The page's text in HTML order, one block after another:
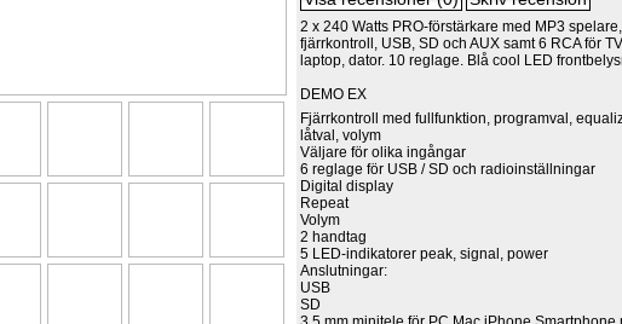
2 x 240 Watts PRO-förstärkare med MP3 spelare,
fjärrkontroll, USB, SD och AUX samt 6 RCA för
laptop, dator. 10 reglage. Blå cool LED
DEMO EX
Fjärrkontroll med fullfunktion, programval,
låtval, volym
Väljare för olika ingångar
6 reglage för USB / SD och radioinställningar
Digital display
Repeat
Volym
2 handtag
5 LED-indikatorer peak, signal, power
Anslutningar:
USB
SD